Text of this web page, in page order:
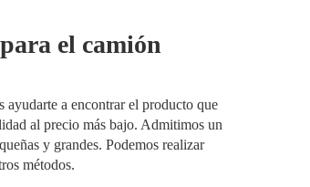
el camión
a encontrar el producto que
al precio más bajo. Admitimos un
y grandes. Podemos realizar
métodos.